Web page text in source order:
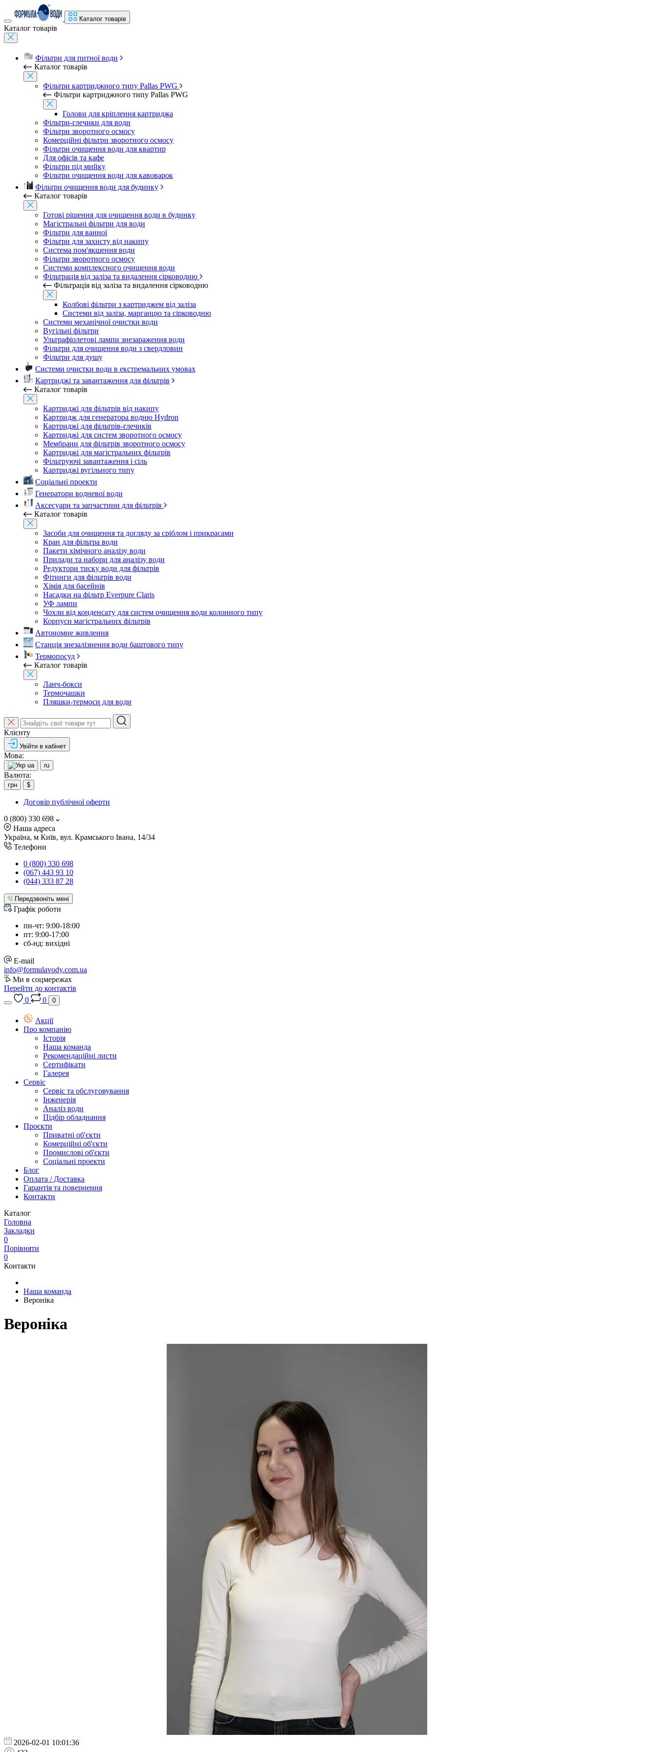
Каталог товарів
Каталог товарів
Фільтри для питної води
Каталог товарів
Фільтри картриджного типу Pallas PWG
Фільтри картриджного типу Pallas PWG
Голови для кріплення картриджа
Фільтри-глечики для води
Фільтри зворотного осмосу
Комерційні фільтри зворотного осмосу
Фільтри очищення води для квартир
Для офісів та кафе
Фільтри під мийку
Фільтри очищення води для кавоварок
Фільтри очищення води для будинку
Каталог товарів
Готові рішення для очищення води в будинку
Магістральні фільтри для води
Фільтри для ванної
Фільтри для захисту від накипу
Система пом'якшення води
Фільтри зворотного осмосу
Системи комплексного очищення води
Фільтрація від заліза та видалення сірководню
Фільтрація від заліза та видалення сірководню
Колбові фільтри з картриджем від заліза
Системи від заліза, марганцю та сірководню
Системи механічної очистки води
Вугільні фільтри
Ультрафіолетові лампи знезараження води
Фільтри для очищення води з свердловин
Фільтри для душу
Системи очистки води в екстремальних умовах
Картриджі та завантаження для фільтрів
Каталог товарів
Картриджі для фільтрів від накипу
Картридж для генератора водню Hydron
Картриджі для фільтрів-глечиків
Картриджі для систем зворотного осмосу
Мембрани для фільтрів зворотного осмосу
Картриджі для магістральних фільтрів
Фільтруючі завантаження і сіль
Картриджі вугільного типу
Соціальні проекти
Генератори водневої води
Аксесуари та запчастини для фільтрів
Каталог товарів
Засоби для очищення та догляду за сріблом і прикрасами
Кран для фільтра води
Пакети хімічного аналізу води
Прилади та набори для аналізу води
Редуктори тиску води для фільтрів
Фітинги для фільтрів води
Хімія для басейнів
Насадки на фільтр Everpure Claris
УФ лампи
Чохли від конденсату для систем очищення води колонного типу
Корпуси магістральних фільтрів
Автономне живлення
Станція знезалізнення води баштового типу
Термопосуд
Каталог товарів
Ланч-бокси
Термочашки
Пляшки-термоси для води
Клієнту
Увійти в кабінет
Мова:
ua ru
Валюта:
грн $
Договір публічної оферти
0 (800) 330 698
Наша адреса
Україна, м Київ, вул. Крамського Івана, 14/34
Телефони
0 (800) 330 698
(067) 443 93 10
(044) 333 87 28
Передзвоніть мені
Графік роботи
пн-чт: 9:00-18:00
пт: 9:00-17:00
сб-нд: вихідні
E-mail
info@formulavody.com.ua
Ми в соцмережах
Перейти до контактів
0
0 0
Акції
Про компанію
Історія
Наша команда
Рекомендаційні листи
Сертифікати
Галерея
Сервіс
Сервіс та обслуговування
Інженерія
Аналіз води
Підбір обладнання
Проєкти
Приватні об'єкти
Комерційні об'єкти
Промислові об'єкти
Соціальні проекти
Блог
Оплата / Доставка
Гарантія та повернення
Контакти
Каталог
Головна
Закладки
0
Порівняти
0
Контакти
Наша команда
Вероніка
Вероніка
2026-02-01 10:01:36